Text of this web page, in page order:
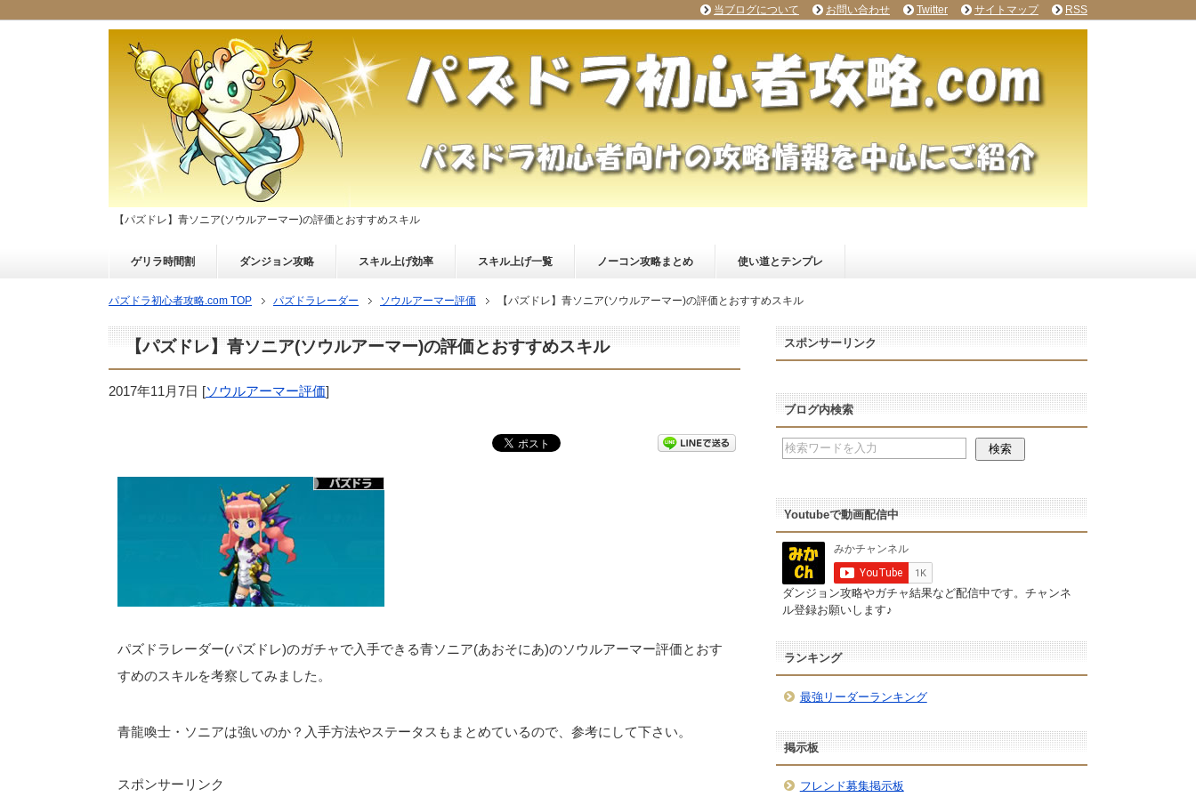
【パズドレ】青ソニア(ソウルアーマー)の評価とおすすめスキル
ゲリラ時間割 ダンジョン攻略 スキル上げ効率 スキル上げ一覧 ノーコン攻略まとめ 使い道とテンプレ
パズドラ初心者攻略.com TOP パズドラレーダー ソウルアーマー評価 【パズドレ】青ソニア(ソウルアーマー)の評価とおすすめスキル
【パズドレ】青ソニア(ソウルアーマー)の評価とおすすめスキル
2017年11月7日 [ソウルアーマー評価]
パズドラレーダー(パズドレ)のガチャで入手できる青ソニア(あおそにあ)のソウルアーマー評価とおす
すめのスキルを考察してみました。
青龍喚士・ソニアは強いのか？入手方法やステータスもまとめているので、参考にして下さい。
スポンサーリンク
スポンサーリンク
ブログ内検索
Youtubeで動画配信中
ダンジョン攻略やガチャ結果など配信中です。チャンネ
ル登録お願いします♪
ランキング
最強リーダーランキング
掲示板
フレンド募集掲示板
当ブログについて お問い合わせ Twitter サイトマップ RSS